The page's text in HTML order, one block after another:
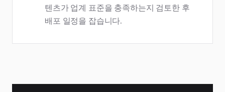
텐츠가 업계 표준을 충족하는지 검토한 후
배포 일정을 잡습니다.